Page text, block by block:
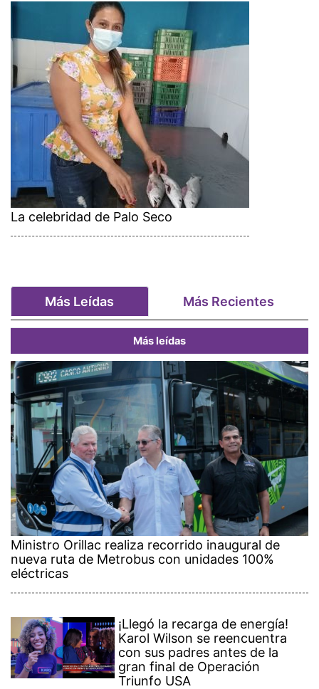
La celebridad de Palo Seco
Más Leídas Más Recientes
Más leídas
Ministro Orillac realiza recorrido inaugural de
nueva ruta de Metrobus con unidades 100%
eléctricas
¡Llegó la recarga de energía!
Karol Wilson se reencuentra
con sus padres antes de la
gran final de Operación
Triunfo USA